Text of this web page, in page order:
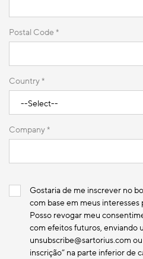
Postal Code *
Country *
Company *
Gostaria de me inscrever no
com base em meus interesses
Posso revogar meu
com efeitos futuros, enviando
unsubscribe@sartorius.com
inscrição” na parte inferior de